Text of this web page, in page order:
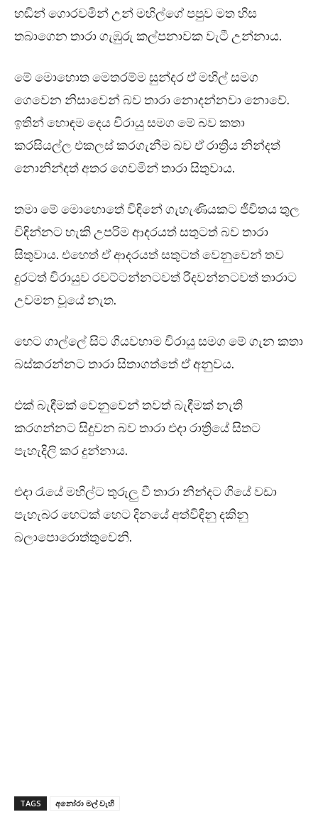
හඬින් ගොරවමින් උන් මහිල්ගේ පපුව මත හිස
තබාගෙන තාරා ගැඹුරු කල්පනාවක වැටී උන්නාය.
මේ මොහොත මෙතරම්ම සුන්දර ඒ මහිල් සමග
ගෙවෙන නිසාවෙන් බව තාරා නොදන්නවා නොවේ.
ඉතින් හොඳම දෙය චිරායු සමග මේ බව කතා
කරසියල්ල එකලස් කරගැනීම බව ඒ රාත්‍රිය නින්දත්
නොනින්දත් අතර ගෙවමින් තාරා සිතුවාය.
තමා මේ මොහොතේ විඳිනේ ගැහැණියකට ජීවිතය තුල
විඳින්නට හැකි උපරිම ආදරයත් සතුටත් බව තාරා
සිතුවාය. එහෙත් ඒ ආදරයත් සතුටත් වෙනුවෙන් තව
දුරටත් චිරායුව රවට්ටන්නටවත් රිදවන්නටවත් තාරාට
උවමන වූයේ නැත.
හෙට ගාල්ලේ සිට ගියවහාම චිරායු සමග මේ ගැන කතා
බස්කරන්නට තාරා සිතාගත්තේ ඒ අනුවය.
එක් බැඳීමක් වෙනුවෙන් තවත් බැඳීමක් නැති
කරගන්නට සිදුවන බව තාරා එදා රාත්‍රියේ සිතට
පැහැදිලි කර දුන්නාය.
එදා රැයේ මහිල්ට තුරුලු වී තාරා නින්දට ගියේ වඩා
පැහැබර හෙටක් හෙට දිනයේ අත්විඳිනු දකිනු
බලාපොරොත්තුවෙනි.
TAGS අනෝරා මල් වැහි